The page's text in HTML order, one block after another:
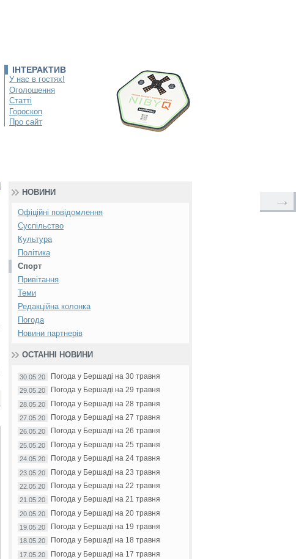
ІНТЕРАКТИВ
У нас в гостях!
Оголошення
Статті
Гороскоп
Про сайт
→
НОВИНИ
Офіційні повідомлення
Суспільство
Культура
Політика
Спорт
Привітання
Теми
Редакційна колонка
Погода
Новини партнерів
ОСТАННІ НОВИНИ
30.05.20 Погода у Бершаді на 30 травня
29.05.20 Погода у Бершаді на 29 травня
28.05.20 Погода у Бершаді на 28 травня
27.05.20 Погода у Бершаді на 27 травня
26.05.20 Погода у Бершаді на 26 травня
25.05.20 Погода у Бершаді на 25 травня
24.05.20 Погода у Бершаді на 24 травня
23.05.20 Погода у Бершаді на 23 травня
22.05.20 Погода у Бершаді на 22 травня
21.05.20 Погода у Бершаді на 21 травня
20.05.20 Погода у Бершаді на 20 травня
19.05.20 Погода у Бершаді на 19 травня
18.05.20 Погода у Бершаді на 18 травня
17.05.20 Погода у Бершаді на 17 травня